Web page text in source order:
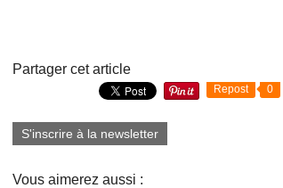
Partager cet article
Repost 0
S'inscrire à la newsletter
Vous aimerez aussi :